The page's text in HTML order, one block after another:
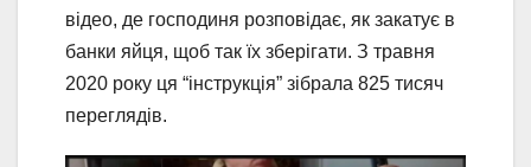
відео, де господиня розповідає, як закатує в
банки яйця, щоб так їх зберігати. З травня
2020 року ця “інструкція” зібрала 825 тисяч
переглядів.